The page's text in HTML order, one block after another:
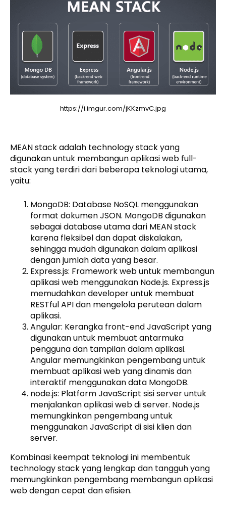
https://i.imgur.com/jKKzmvC.jpg
MEAN stack adalah technology stack yang
digunakan untuk membangun aplikasi web full-
stack yang terdiri dari beberapa teknologi utama,
yaitu:
MongoDB: Database NoSQL menggunakan
format dokumen JSON. MongoDB digunakan
sebagai database utama dari MEAN stack
karena fleksibel dan dapat diskalakan,
sehingga mudah digunakan dalam aplikasi
dengan jumlah data yang besar.
Express.js: Framework web untuk membangun
aplikasi web menggunakan Node.js. Express.js
memudahkan developer untuk membuat
RESTful API dan mengelola perutean dalam
aplikasi.
Angular: Kerangka front-end JavaScript yang
digunakan untuk membuat antarmuka
pengguna dan tampilan dalam aplikasi.
Angular memungkinkan pengembang untuk
membuat aplikasi web yang dinamis dan
interaktif menggunakan data MongoDB.
node.js: Platform JavaScript sisi server untuk
menjalankan aplikasi web di server. Node.js
memungkinkan pengembang untuk
menggunakan JavaScript di sisi klien dan
server.
Kombinasi keempat teknologi ini membentuk
technology stack yang lengkap dan tangguh yang
memungkinkan pengembang membangun aplikasi
web dengan cepat dan efisien.